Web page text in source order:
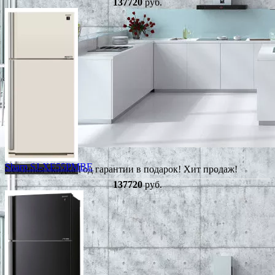
Сезонная скидкаГод гарантии в подарок!Хит продаж!
Sharp SJ-XE55PMBE
137720руб.